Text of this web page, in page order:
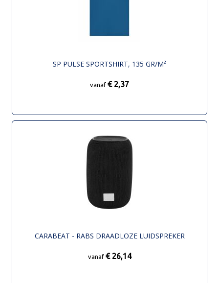
SP PULSE SPORTSHIRT, 135 GR/M²
vanaf € 2,37
CARABEAT - RABS DRAADLOZE LUIDSPREKER
vanaf € 26,14